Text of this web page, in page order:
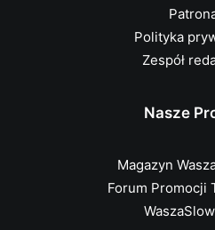
Polityka
Zespół
Nasze
Magazyn
Forum Promocji